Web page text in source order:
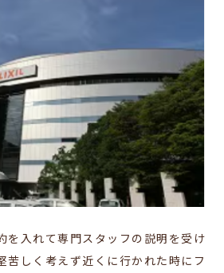
を入れて専門スタッフの説明を受け
苦しく考えず近くに行かれた時にフ